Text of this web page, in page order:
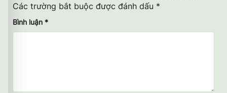
Các trường bắt buộc được đánh dấu *
Bình luận *